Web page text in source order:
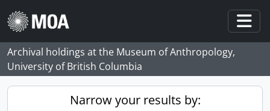
Skip to main content
Archival holdings at the Museum of Anthropology,
University of British Columbia
Narrow your results by: